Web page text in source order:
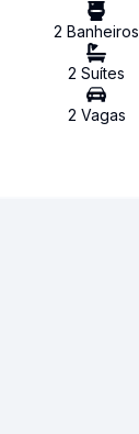
2 Banheiros
2 Suítes
2 Vagas